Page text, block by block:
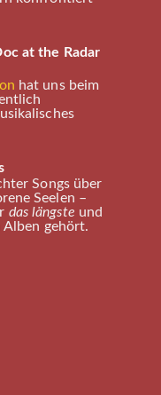
at the Radar
hat uns beim
Songs über
Seelen –
das längste und
Alben gehört.